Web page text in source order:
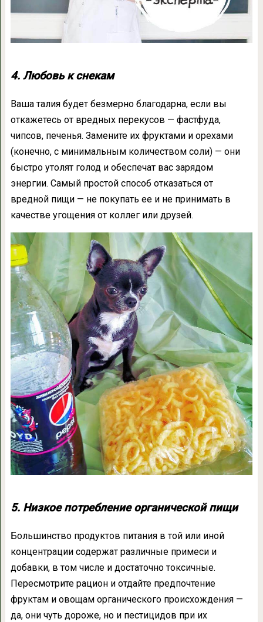
4. Любовь к снекам
Ваша талия будет безмерно благодарна, если вы
откажетесь от вредных перекусов — фастфуда,
чипсов, печенья. Замените их фруктами и орехами
(конечно, с минимальным количеством соли) — они
быстро утолят голод и обеспечат вас зарядом
энергии. Самый простой способ отказаться от
вредной пищи — не покупать ее и не принимать в
качестве угощения от коллег или друзей.
5. Низкое потребление органической пищи
Большинство продуктов питания в той или иной
концентрации содержат различные примеси и
добавки, в том числе и достаточно токсичные.
Пересмотрите рацион и отдайте предпочтение
фруктам и овощам органического происхождения —
да, они чуть дороже, но и пестицидов при их